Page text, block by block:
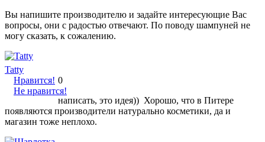
Вы напишите производителю и задайте интересующие Вас
вопросы, они с радостью отвечают. По поводу шампуней не
могу сказать, к сожалению.
Tatty
Нравится!
Не нравится!
0
написать, это идея)) Хорошо, что в Питере
появляются производители натурально косметики, да и
магазин тоже неплохо.